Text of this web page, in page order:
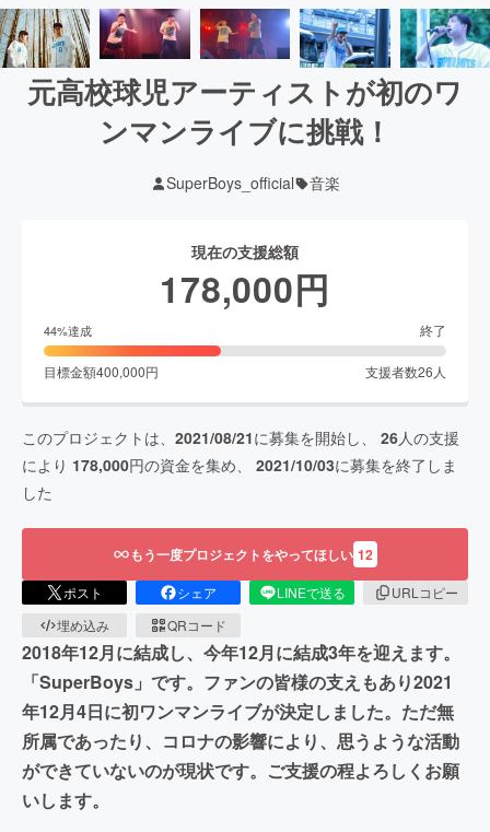
元高校球児アーティストが初のワ
ンマンライブに挑戦！
SuperBoys_official 音楽
現在の支援総額
178,000円
44%達成 終了
目標金額400,000円 支援者数26人
このプロジェクトは、 2021/08/21に募集を開始し、 26人の支援
により 178,000円の資金を集め、 2021/10/03に募集を終了しま
した
もう一度プロジェクトをやってほしい 12
ポスト シェア LINEで送る
URLコピー
埋め込み
QRコード
2018年12月に結成し、今年12月に結成3年を迎えます。
「SuperBoys」です。ファンの皆様の支えもあり2021
年12月4日に初ワンマンライブが決定しました。ただ無
所属であったり、コロナの影響により、思うような活動
ができていないのが現状です。ご支援の程よろしくお願
いします。